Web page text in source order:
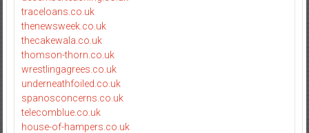
traceloans.co.uk
thenewsweek.co.uk
thecakewala.co.uk
thomson-thorn.co.uk
wrestlingagrees.co.uk
underneathfoiled.co.uk
spanosconcerns.co.uk
telecomblue.co.uk
house-of-hampers.co.uk